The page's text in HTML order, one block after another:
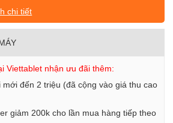
chi tiết
Viettablet nhận ưu đãi thêm:
mới đến 2 triệu (đã cộng vào giá thu cao
giảm 200k cho lần mua hàng tiếp theo